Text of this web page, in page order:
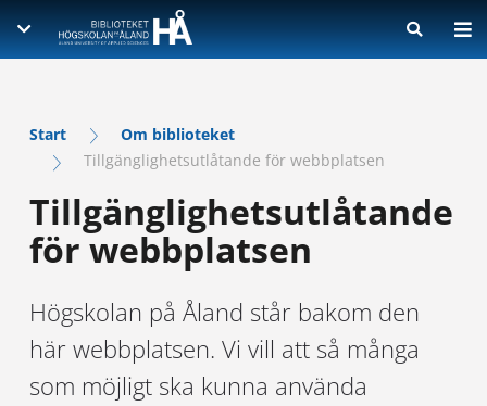
Skriv för att påbörja sökning
Litteratur och e-böcker
Tidskrifter
Artiklar
Lärdomsprov
Lexikon och ordböcker
Lagar och standarder
Inloggning i e-resurser
SKRIV UPPSATS
Referenshantering
Källkritik och plagiat
Upphovsrätt
OM BIBLIOTEKET
Låneservice
Beställ bok på fjärrlån
Inköpsförslag
Studera på biblioteket
Hantering av personuppgifter
KONTAKT
READ IN ENGLISH
Start
Om biblioteket
Tillgänglighetsutlåtande för webbplatsen
Tillgänglighetsutlåtande
för webbplatsen
Högskolan på Åland står bakom den
här webbplatsen. Vi vill att så många
som möjligt ska kunna använda